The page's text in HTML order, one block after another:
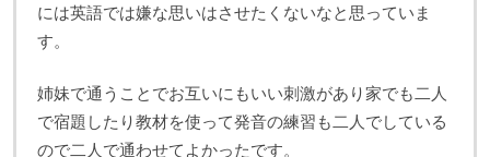
には英語では嫌な思いはさせたくないなと思っていま
す。
姉妹で通うことでお互いにもいい刺激があり家でも二人
で宿題したり教材を使って発音の練習も二人でしている
ので二人で通わせてよかったです。